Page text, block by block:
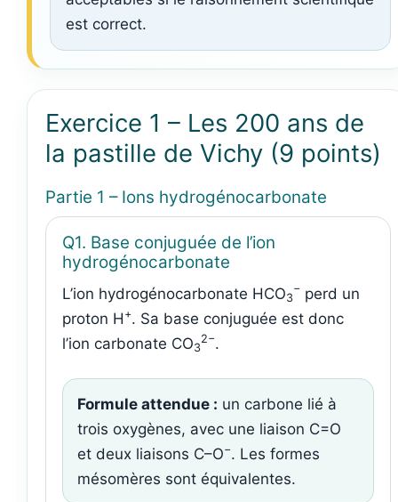
est correct.
Exercice 1 – Les 200 ans de
la pastille de Vichy (9 points)
Partie 1 – Ions hydrogénocarbonate
Q1. Base conjuguée de l’ion
hydrogénocarbonate
L’ion hydrogénocarbonate HCO3
− perd un
proton H +. Sa base conjuguée est donc
l’ion carbonate CO3
2−.
Formule attendue : un carbone lié à
trois oxygènes, avec une liaison C=O
et deux liaisons C–O−. Les formes
mésomères sont équivalentes.